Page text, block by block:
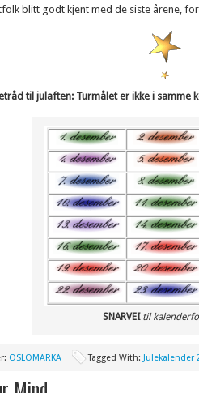
blitt godt kjent med de siste årene,
til julaften: Turmålet er ikke i samme
SNARVEI til
OSLOMARKA Tagged With: Julekalender